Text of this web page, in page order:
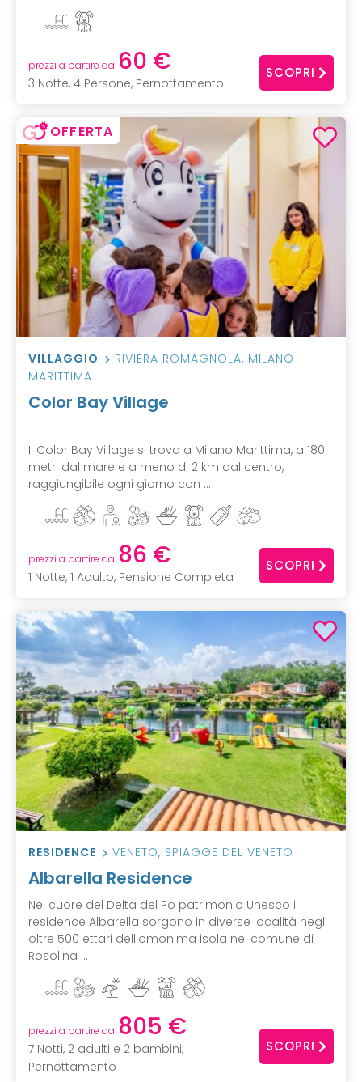
prezzi a partire da 60 €
3 Notte, 4 Persone, Pernottamento
SCOPRI
OFFERTA
VILLAGGIO RIVIERA ROMAGNOLA, MILANO
MARITTIMA
Color Bay Village
Il Color Bay Village si trova a Milano Marittima, a 180
metri dal mare e a meno di 2 km dal centro,
raggiungibile ogni giorno con ...
prezzi a partire da 86 €
1 Notte, 1 Adulto, Pensione Completa
SCOPRI
RESIDENCE VENETO, SPIAGGE DEL VENETO
Albarella Residence
Nel cuore del Delta del Po patrimonio Unesco i
residence Albarella sorgono in diverse località negli
oltre 500 ettari dell'omonima isola nel comune di
Rosolina ...
prezzi a partire da 805 €
7 Notti, 2 adulti e 2 bambini,
Pernottamento
SCOPRI